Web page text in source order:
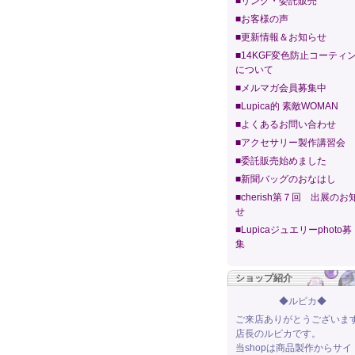
■お客様の声
■更新情報＆お知らせ
■14KGF変色防止コーティ
について
■メルマガ会員募集中
■Lupica的 素敵WOMAN
■よくあるお問い合わせ
■アクセサリー製作講習会
■委託販売始めました
■新聞バッグのおなはし
■cherish第７回 出展のお
せ
■Lupicaジュエリーphoto募
集
ショップ紹介
◆ルピカ◆
ご来店ありがとうございま
店長のルピカです。
当shopは商品製作からサイ